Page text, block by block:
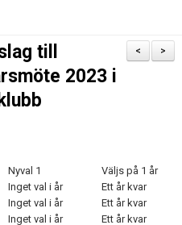
>
<
till
2023 i
Nyval 1
Väljs på 1 år
Inget val i år
Ett år kvar
Inget val i år
Ett år kvar
Inget val i år
Ett år kvar